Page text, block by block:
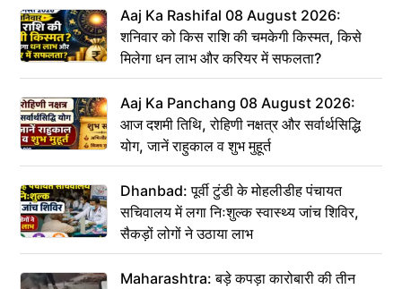
Aaj Ka Rashifal 08 August 2026:
शनिवार को किस राशि की चमकेगी किस्मत, किसे
मिलेगा धन लाभ और करियर में सफलता?
Aaj Ka Panchang 08 August 2026:
आज दशमी तिथि, रोहिणी नक्षत्र और सर्वार्थसिद्धि
योग, जानें राहुकाल व शुभ मुहूर्त
Dhanbad: पूर्वी टुंडी के मोहलीडीह पंचायत
सचिवालय में लगा निःशुल्क स्वास्थ्य जांच शिविर,
सैकड़ों लोगों ने उठाया लाभ
Maharashtra: बड़े कपड़ा कारोबारी की तीन